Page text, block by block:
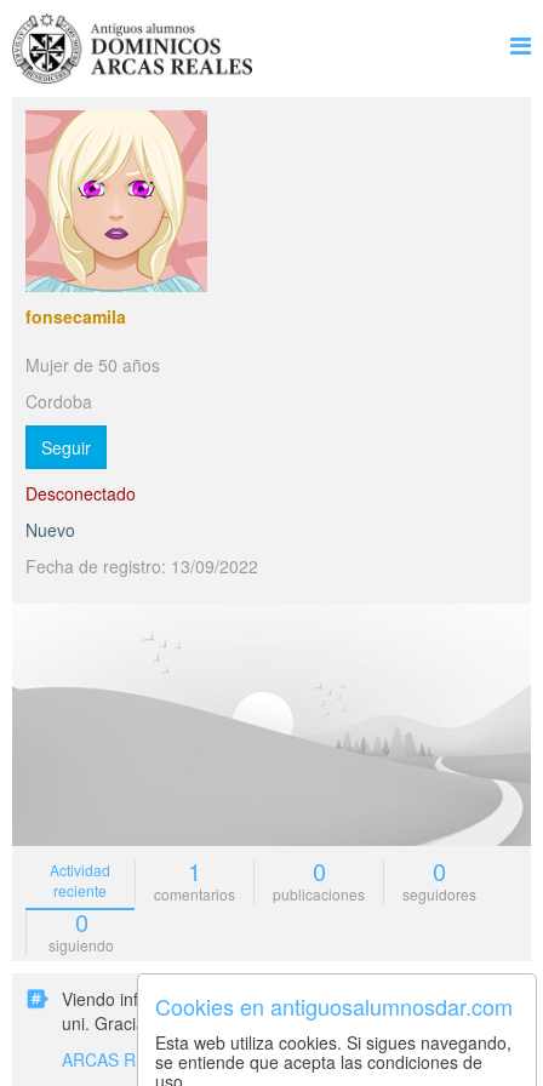
Cookies en antiguosalumnosdar.com
Esta web utiliza cookies. Si sigues navegando,
se entiende que acepta las condiciones de
uso.
fonsecamila
Mujer de 50 años
Cordoba
Seguir
Desconectado
Nuevo
Fecha de registro: 13/09/2022
Actividad
reciente
1
comentarios
0
publicaciones
0
seguidores
0
siguiendo
Viendo info sobre trekking montaña para un proyecto de la
uni. Gracias
ARCAS REALES: Financiación y liderazgo de la obra (II)